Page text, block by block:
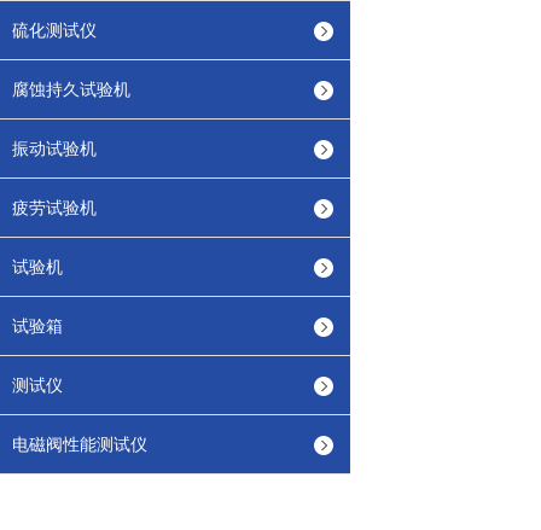
硫化测试仪
腐蚀持久试验机
振动试验机
疲劳试验机
试验机
试验箱
测试仪
电磁阀性能测试仪